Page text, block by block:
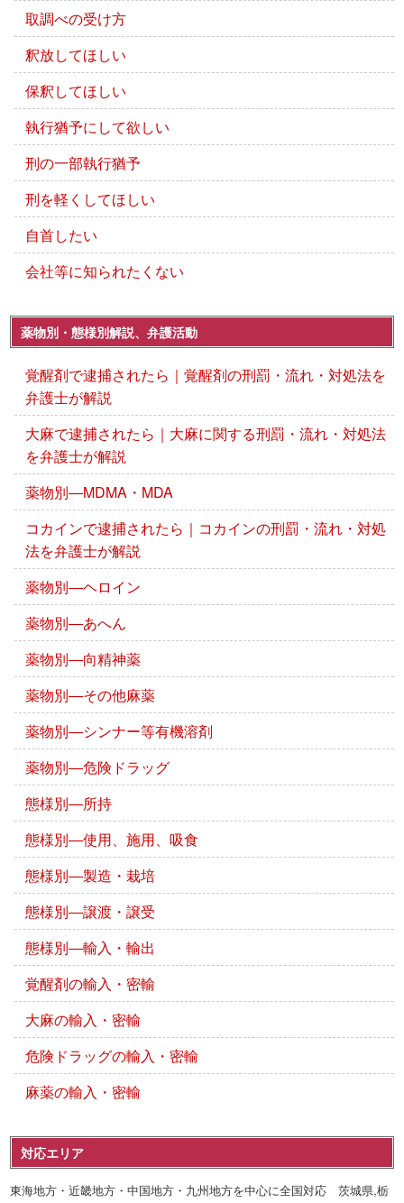
取調べの受け方
釈放してほしい
保釈してほしい
執行猶予にして欲しい
刑の一部執行猶予
刑を軽くしてほしい
自首したい
会社等に知られたくない
薬物別・態様別解説、弁護活動
覚醒剤で逮捕されたら｜覚醒剤の刑罰・流れ・対処法を
弁護士が解説
大麻で逮捕されたら｜大麻に関する刑罰・流れ・対処法
を弁護士が解説
薬物別―MDMA・MDA
コカインで逮捕されたら｜コカインの刑罰・流れ・対処
法を弁護士が解説
薬物別―ヘロイン
薬物別―あへん
薬物別―向精神薬
薬物別―その他麻薬
薬物別―シンナー等有機溶剤
薬物別―危険ドラッグ
態様別―所持
態様別―使用、施用、吸食
態様別―製造・栽培
態様別―譲渡・譲受
態様別―輸入・輸出
覚醒剤の輸入・密輸
大麻の輸入・密輸
危険ドラッグの輸入・密輸
麻薬の輸入・密輸
対応エリア
東海地方・近畿地方・中国地方・九州地方を中心に全国対応 茨城県,栃